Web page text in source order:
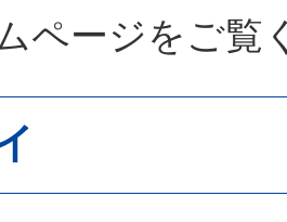
ページをご覧